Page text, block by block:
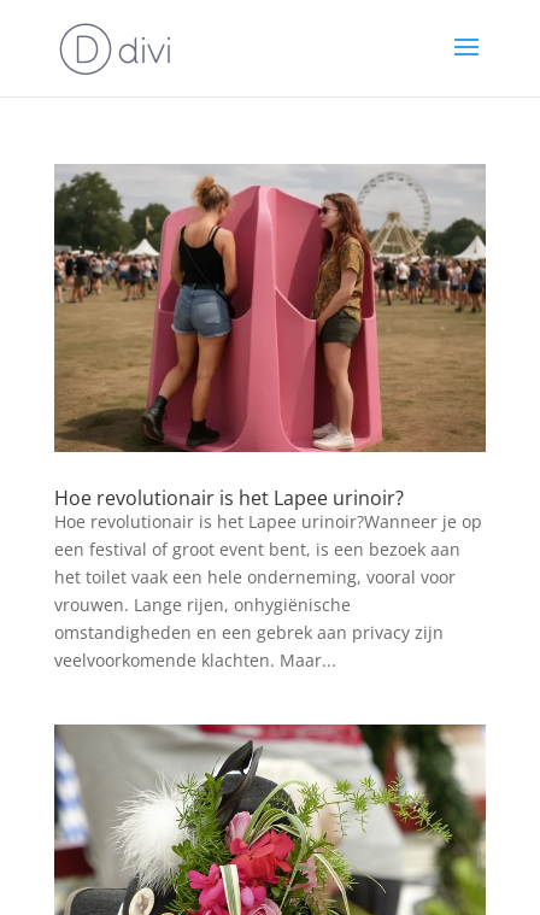
Hoe revolutionair is het Lapee urinoir?
Hoe revolutionair is het Lapee urinoir?Wanneer je op
een festival of groot event bent, is een bezoek aan
het toilet vaak een hele onderneming, vooral voor
vrouwen. Lange rijen, onhygiënische
omstandigheden en een gebrek aan privacy zijn
veelvoorkomende klachten. Maar...